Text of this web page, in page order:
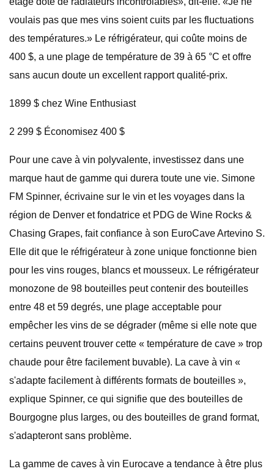
voulais pas que mes vins soient cuits par les fluctuations
des températures.» Le réfrigérateur, qui coûte moins de
400 $, a une plage de température de 39 à 65 °C et offre
sans aucun doute un excellent rapport qualité-prix.
1899 $ chez Wine Enthusiast
2 299 $ Économisez 400 $
Pour une cave à vin polyvalente, investissez dans une
marque haut de gamme qui durera toute une vie. Simone
FM Spinner, écrivaine sur le vin et les voyages dans la
région de Denver et fondatrice et PDG de Wine Rocks &
Chasing Grapes, fait confiance à son EuroCave Artevino S.
Elle dit que le réfrigérateur à zone unique fonctionne bien
pour les vins rouges, blancs et mousseux. Le réfrigérateur
monozone de 98 bouteilles peut contenir des bouteilles
entre 48 et 59 degrés, une plage acceptable pour
empêcher les vins de se dégrader (même si elle note que
certains peuvent trouver cette « température de cave » trop
chaude pour être facilement buvable). La cave à vin «
s'adapte facilement à différents formats de bouteilles »,
explique Spinner, ce qui signifie que des bouteilles de
Bourgogne plus larges, ou des bouteilles de grand format,
s'adapteront sans problème.
La gamme de caves à vin Eurocave a tendance à être plus